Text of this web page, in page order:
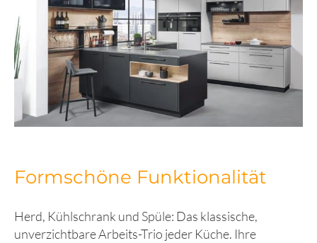
Formschöne Funktionalität
Herd, Kühlschrank und Spüle: Das klassische,
unverzichtbare Arbeits-Trio jeder Küche. Ihre